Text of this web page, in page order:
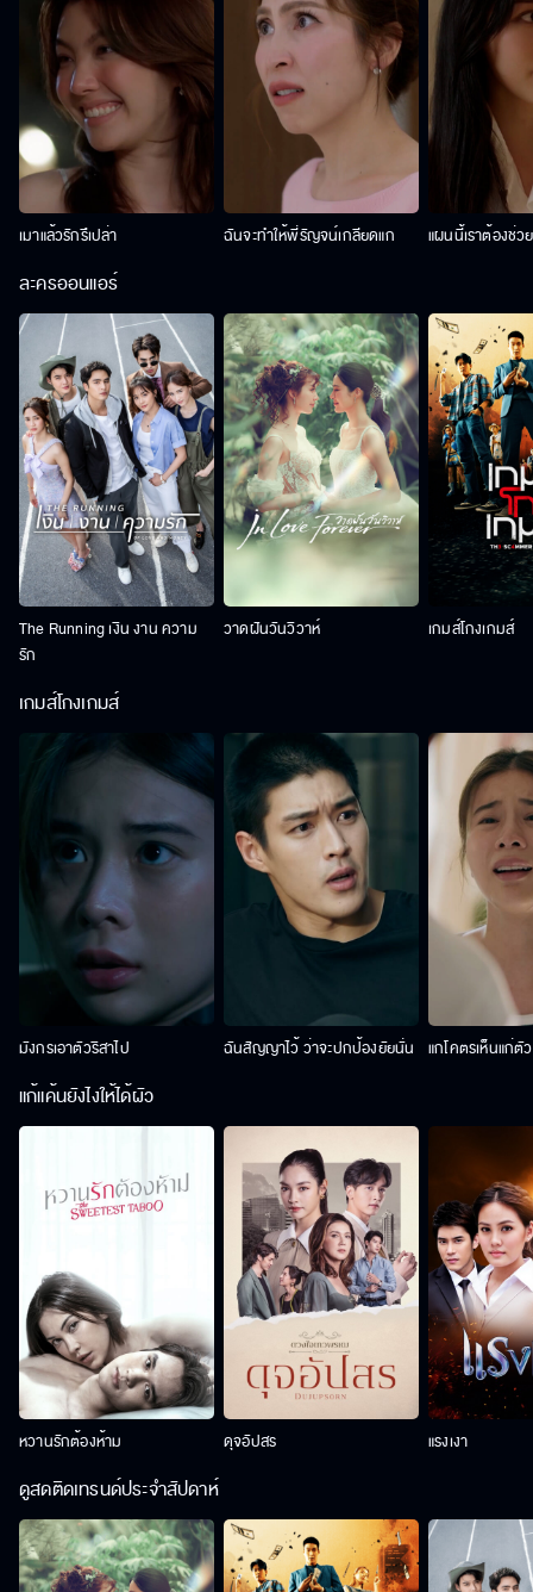
เมาแล้วรักรึเปล่า ฉันจะทำให้พี่รัญจน์เกลียดแก แผนนี้เราต้องช่ว
ละครออนแอร์
The Running เงิน งาน ความ
รัก
วาดฝันวันวิวาห์ เกมส์โกงเกมส์
เกมส์โกงเกมส์
มังกรเอาตัวริสาไป ฉันสัญญาไว้ ว่าจะปกป้องยัยนั่น แกโคตรเห็นแก่ตั
แก้แค้นยังไงให้ได้ผัว
หวานรักต้องห้าม ดุจอัปสร แรงเงา
ดูสดติดเทรนด์ประจำสัปดาห์